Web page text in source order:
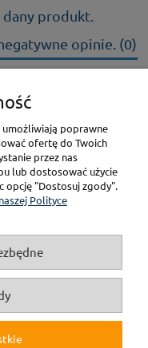
produkt.
opinie. (0)
poprawne
ofertę do Twoich
przez nas
lub dostosować użycie
opcję "Dostosuj zgody".
Polityce